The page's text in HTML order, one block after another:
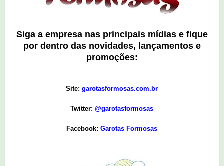
Siga a empresa nas principais mídias e fique
por dentro das novidades, lançamentos e
promoções:
Site: garotasformosas.com.br
Twitter: @garotasformosas
Facebook: Garotas Formosas